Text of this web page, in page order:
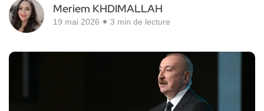
Meriem KHDIMALLAH
19 mai 2026 3 min de lecture